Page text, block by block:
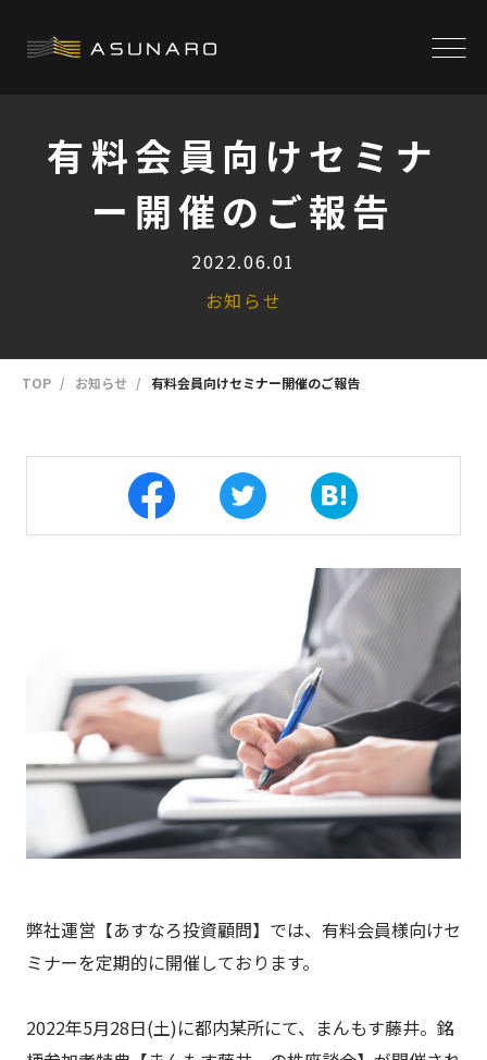
有料会員向けセミナ
ー開催のご報告
2022.06.01
お知らせ
TOP お知らせ 有料会員向けセミナー開催のご報告
弊社運営【あすなろ投資顧問】では、有料会員様向けセ
ミナーを定期的に開催しております。
2022年5月28日(土)に都内某所にて、まんもす藤井。銘